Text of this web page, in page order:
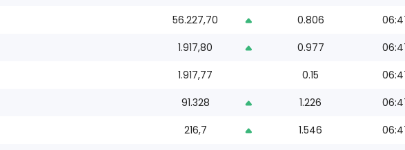
56.227,70 0.806
1.917,80 0.977
1.917,77 0.15
91.328 1.226
216,7 1.546